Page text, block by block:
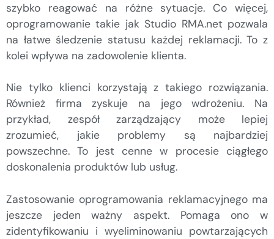
szybko reagować na różne sytuacje. Co więcej,
oprogramowanie takie jak Studio RMA.net pozwala
na łatwe śledzenie statusu każdej reklamacji. To z
kolei wpływa na zadowolenie klienta.
Nie tylko klienci korzystają z takiego rozwiązania.
Również firma zyskuje na jego wdrożeniu. Na
przykład, zespół zarządzający może lepiej
zrozumieć, jakie problemy są najbardziej
powszechne. To jest cenne w procesie ciągłego
doskonalenia produktów lub usług.
Zastosowanie oprogramowania reklamacyjnego ma
jeszcze jeden ważny aspekt. Pomaga ono w
zidentyfikowaniu i wyeliminowaniu powtarzających